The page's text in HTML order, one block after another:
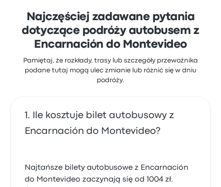
Najczęściej zadawane pytania
dotyczące podróży autobusem z
Encarnación do Montevideo
Pamiętaj, że rozkłady, trasy lub szczegóły przewoźnika
podane tutaj mogą ulec zmianie lub różnić się w dniu
podróży.
Ile kosztuje bilet autobusowy z
Encarnación do Montevideo?
Najtańsze bilety autobusowe z Encarnación
do Montevideo zaczynają się od 1004 zł.